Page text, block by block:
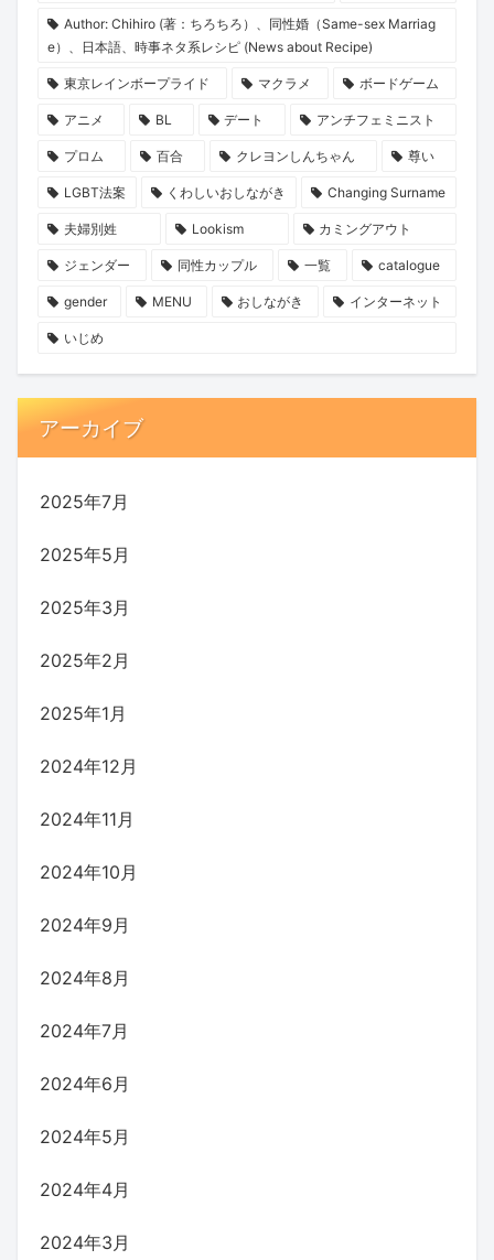
Author: Chihiro (著：ちろちろ）、同性婚（Same-sex Marriag
e）、日本語、時事ネタ系レシピ (News about Recipe)
東京レインボープライド マクラメ ボードゲーム
アニメ BL デート アンチフェミニスト
プロム 百合 クレヨンしんちゃん 尊い
LGBT法案 くわしいおしながき Changing Surname
夫婦別姓 Lookism カミングアウト
ジェンダー 同性カップル 一覧 catalogue
gender MENU おしながき インターネット
いじめ
アーカイブ
2025年7月
2025年5月
2025年3月
2025年2月
2025年1月
2024年12月
2024年11月
2024年10月
2024年9月
2024年8月
2024年7月
2024年6月
2024年5月
2024年4月
2024年3月